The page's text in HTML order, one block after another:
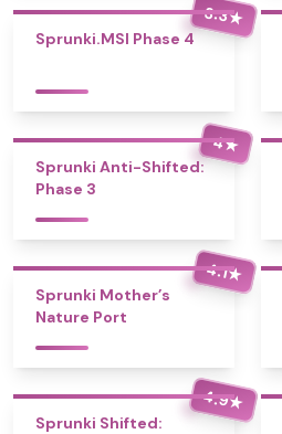
3.3★
Sprunki.MSI Phase 4
4★
Sprunki Anti-Shifted:
Phase 3
4.1★
Sprunki Mother’s
Nature Port
4.9★
Sprunki Shifted: